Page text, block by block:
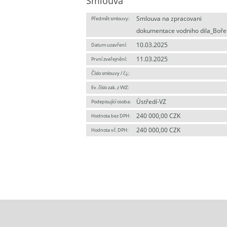
Předmět smlouvy:
Smlouva na zpracovani
dokumentace vodniho
Datum uzavření: 10.03.2025
První zveřejnění: 11.03.2025
Číslo smlouvy / č.j.:
Ev. číslo zak. z VVZ:
Podepisující osoba: Ústředí-VZ
Hodnota bez DPH: 240 000,00 CZK
Hodnota vč. DPH: 240 000,00 CZK